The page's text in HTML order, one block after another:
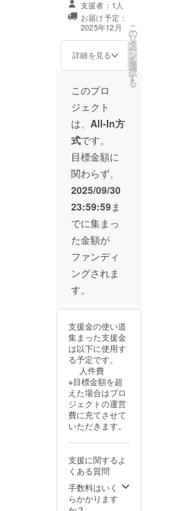
りイラスト」
「絵本に音声を
載せた動画」 提
供方法：XのDM
もしくはメール
電子書籍(PDF)
とjpegデータに
なります ※ 動画
はおおよそ10分
前後の予定で
す。
支援者：1人
お届け予定：
2025年12月
詳細を見る
こ
の
リ
タ
ー
ン
を
選
択
す
る
このプロ
ジェクト
は、 All-In方
式です。
目標金額に
関わらず、
2025/09/30
23:59:59ま
でに集まっ
た金額が
ファンディ
ングされま
す。
支援金の使い道
集まった支援金
は以下に使用す
る予定です。
人件費
※目標金額を超
えた場合はプロ
ジェクトの運営
費に充てさせて
いただきます。
支援に関するよ
くある質問
手数料はいく
らかかります